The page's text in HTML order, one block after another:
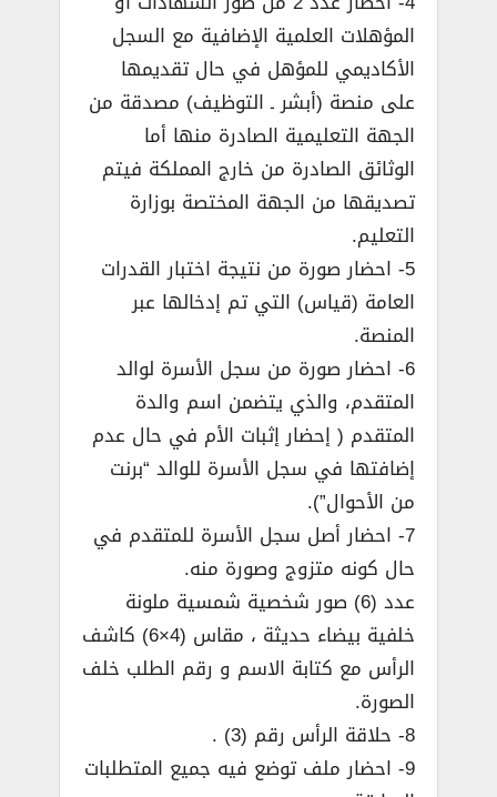
المؤهلات العلمية الإضافية مع السجل
الأكاديمي للمؤهل في حال تقديمها
على منصة (أبشر ـ التوظيف) مصدقة من
الجهة التعليمية الصادرة منها أما
الوثائق الصادرة من خارج المملكة فيتم
تصديقها من الجهة المختصة بوزارة
التعليم.
5- احضار صورة من نتيجة اختبار القدرات
العامة (قياس) التي تم إدخالها عبر
المنصة.
6- احضار صورة من سجل الأسرة لوالد
المتقدم، والذي يتضمن اسم والدة
المتقدم ( إحضار إثبات الأم في حال عدم
إضافتها في سجل الأسرة للوالد “برنت
من الأحوال”).
7- احضار أصل سجل الأسرة للمتقدم في
حال كونه متزوج وصورة منه.
عدد (6) صور شخصية شمسية ملونة
خلفية بيضاء حديثة ، مقاس (4×6) كاشف
الرأس مع كتابة الاسم و رقم الطلب خلف
الصورة.
8- حلاقة الرأس رقم (3) .
9- احضار ملف توضع فيه جميع المتطلبات